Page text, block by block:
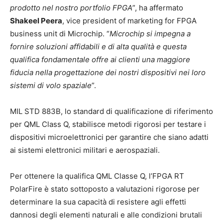
prodotto nel nostro portfolio FPGA”, ha affermato
Shakeel Peera, vice president of marketing for FPGA
business unit di Microchip. “Microchip si impegna a
fornire soluzioni affidabili e di alta qualità e questa
qualifica fondamentale offre ai clienti una maggiore
fiducia nella progettazione dei nostri dispositivi nei loro
sistemi di volo spaziale”.
MIL STD 883B, lo standard di qualificazione di riferimento
per QML Class Q, stabilisce metodi rigorosi per testare i
dispositivi microelettronici per garantire che siano adatti
ai sistemi elettronici militari e aerospaziali.
Per ottenere la qualifica QML Classe Q, l’FPGA RT
PolarFire è stato sottoposto a valutazioni rigorose per
determinare la sua capacità di resistere agli effetti
dannosi degli elementi naturali e alle condizioni brutali